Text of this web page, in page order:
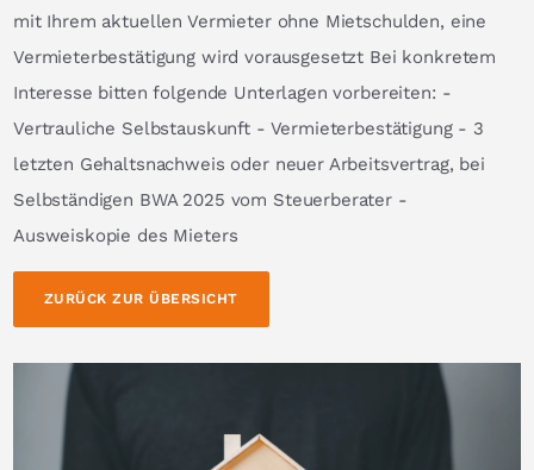
mit Ihrem aktuellen Vermieter ohne Mietschulden, eine
Vermieterbestätigung wird vorausgesetzt Bei konkretem
Interesse bitten folgende Unterlagen vorbereiten: -
Vertrauliche Selbstauskunft - Vermieterbestätigung - 3
letzten Gehaltsnachweis oder neuer Arbeitsvertrag, bei
Selbständigen BWA 2025 vom Steuerberater -
Ausweiskopie des Mieters
ZURÜCK ZUR ÜBERSICHT